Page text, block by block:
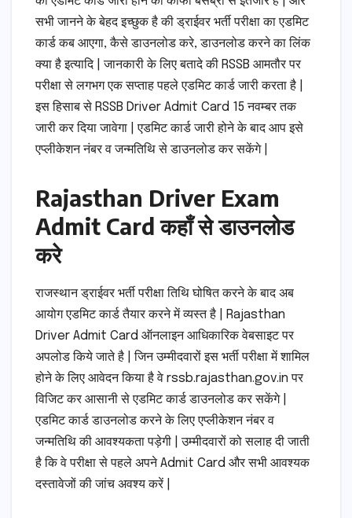
सभी जानने के बेहद इच्छुक है की ड्राईवर भर्ती परीक्षा का एडमिट
कार्ड कब आएगा, कैसे डाउनलोड करे, डाउनलोड करने का लिंक
क्या है इत्यादि | जानकारी के लिए बतादे की RSSB आमतौर पर
परीक्षा से लगभग एक सप्ताह पहले एडमिट कार्ड जारी करता है |
इस हिसाब से RSSB Driver Admit Card 15 नवम्बर तक
जारी कर दिया जावेगा | एडमिट कार्ड जारी होने के बाद आप इसे
एप्लीकेशन नंबर व जन्मतिथि से डाउनलोड कर सकेंगे |
Rajasthan Driver Exam
Admit Card कहाँ से डाउनलोड
करे
राजस्थान ड्राईवर भर्ती परीक्षा तिथि घोषित करने के बाद अब
आयोग एडमिट कार्ड तैयार करने में व्यस्त है | Rajasthan
Driver Admit Card ऑनलाइन आधिकारिक वेबसाइट पर
अपलोड किये जाते है | जिन उम्मीदवारों इस भर्ती परीक्षा में शामिल
होने के लिए आवेदन किया है वे rssb.rajasthan.gov.in पर
विजिट कर आसानी से एडमिट कार्ड डाउनलोड कर सकेंगे |
एडमिट कार्ड डाउनलोड करने के लिए एप्लीकेशन नंबर व
जन्मतिथि की आवश्यकता पड़ेगी | उम्मीदवारों को सलाह दी जाती
है कि वे परीक्षा से पहले अपने Admit Card और सभी आवश्यक
दस्तावेजों की जांच अवश्य करें |